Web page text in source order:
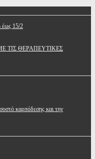
έως 15/2
ΤΙΣ ΘΕΡΑΠΕΥΤΙΚΕΣ
καρπόδεσης και την